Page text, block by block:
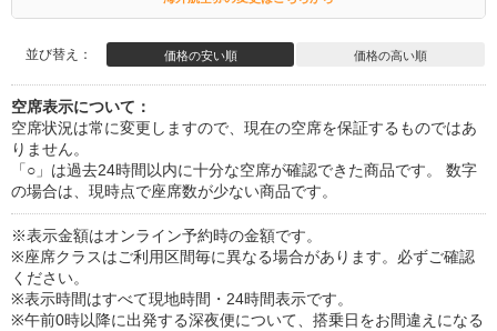
並び替え： 価格の安い順 価格の高い順
空席表示について：
空席状況は常に変更しますので、現在の空席を保証するものではあ
りません。
「○」は過去24時間以内に十分な空席が確認できた商品です。 数字
の場合は、現時点で座席数が少ない商品です。
※表示金額はオンライン予約時の金額です。
※座席クラスはご利用区間毎に異なる場合があります。必ずご確認
ください。
※表示時間はすべて現地時間・24時間表示です。
※午前0時以降に出発する深夜便について、搭乗日をお間違えになる